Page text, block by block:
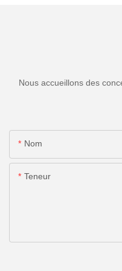
Nous accueillons des
Nom
Teneur